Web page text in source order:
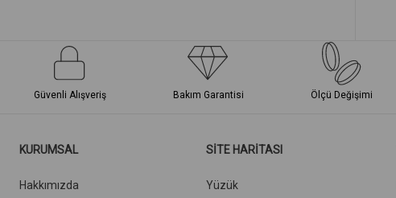
Güvenli Alışveriş Bakım Garantisi Ölçü Değişimi
KURUMSAL
Hakkımızda
SİTE HARİTASI
Yüzük